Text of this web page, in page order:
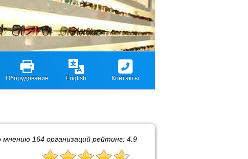
Оборудование English Контакты
мнению 164 организаций рейтинг: 4.9